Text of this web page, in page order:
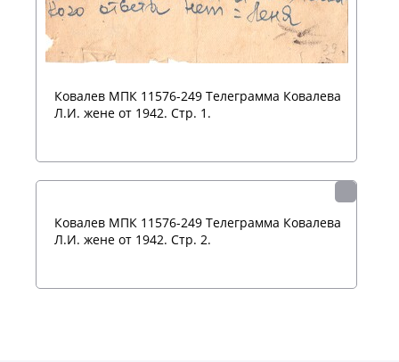
Ковалев МПК 11576-249 Телеграмма Ковалева
Л.И. жене от 1942. Стр. 1.
Ковалев МПК 11576-249 Телеграмма Ковалева
Л.И. жене от 1942. Стр. 2.